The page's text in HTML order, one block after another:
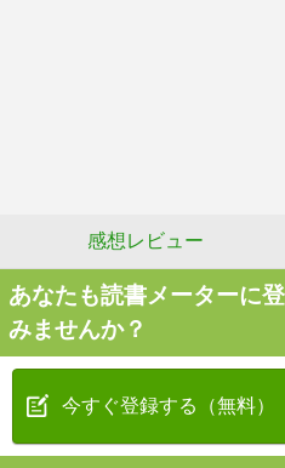
感想レビュー
あなたも読書メーターに
みませんか？
今すぐ登録する（無料）